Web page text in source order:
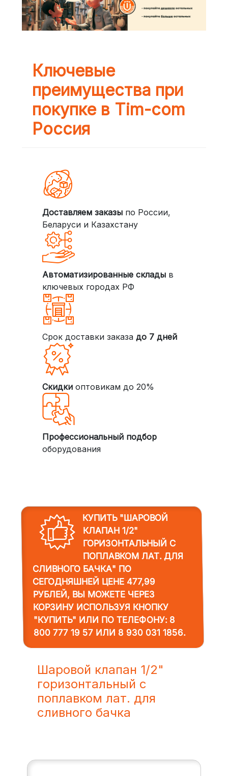
Ключевые
преимущества при
покупке в Tim-com
Россия
Доставляем заказыпо России,
Беларуси и Казахстану
Автоматизированные складыв
ключевых городах РФ
Срок доставки заказа до 7 дней
Скидкиоптовикам до 20%
Профессиональный подбор
оборудования
КУПИТЬ "ШАРОВОЙ
КЛАПАН 1/2"
ГОРИЗОНТАЛЬНЫЙ С
ПОПЛАВКОМ ЛАТ. ДЛЯ
СЛИВНОГО БАЧКА" ПО
СЕГОДНЯШНЕЙ ЦЕНЕ 477,99
РУБЛЕЙ, ВЫ МОЖЕТЕ ЧЕРЕЗ
КОРЗИНУ ИСПОЛЬЗУЯ КНОПКУ
"КУПИТЬ" ИЛИ ПО ТЕЛЕФОНУ: 8
800 777 19 57ИЛИ 8 930 031 1856.
Шаровой клапан 1/2"
горизонтальный с
поплавком лат. для
сливного бачка